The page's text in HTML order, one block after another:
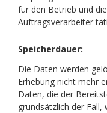
für den Betrieb und
Auftragsverarbeiter
Speicherdauer:
Die Daten werden
Erhebung nicht mehr
Daten, die der
grundsätzlich der Fall,